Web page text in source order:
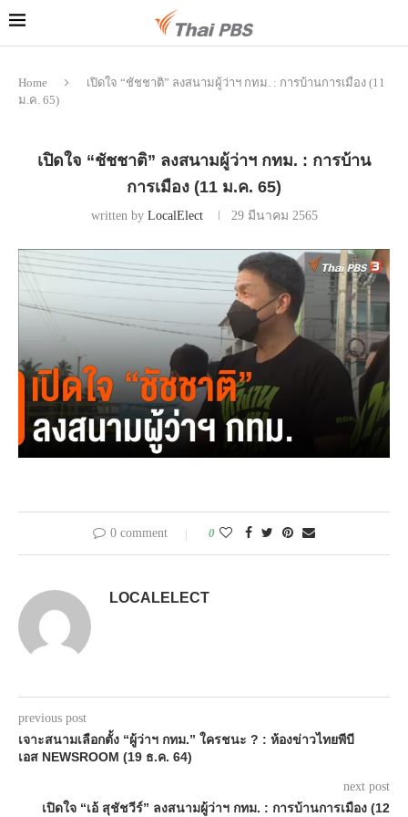
Home
เปิดใจ “ชัชชาติ” ลงสนามผู้ว่าฯ กทม. : การบ้านการเมือง (11
ม.ค. 65)
เปิดใจ “ชัชชาติ” ลงสนามผู้ว่าฯ กทม. : การบ้าน
การเมือง (11 ม.ค. 65)
written by LocalElect 29 มีนาคม 2565
0 comment 0
LOCALELECT
previous post
เจาะสนามเลือกตั้ง “ผู้ว่าฯ กทม.” ใครชนะ ? : ห้องข่าวไทยพีบี
เอส NEWSROOM (19 ธ.ค. 64)
next post
เปิดใจ “เอ้ สุชัชวีร์” ลงสนามผู้ว่าฯ กทม. : การบ้านการเมือง (12